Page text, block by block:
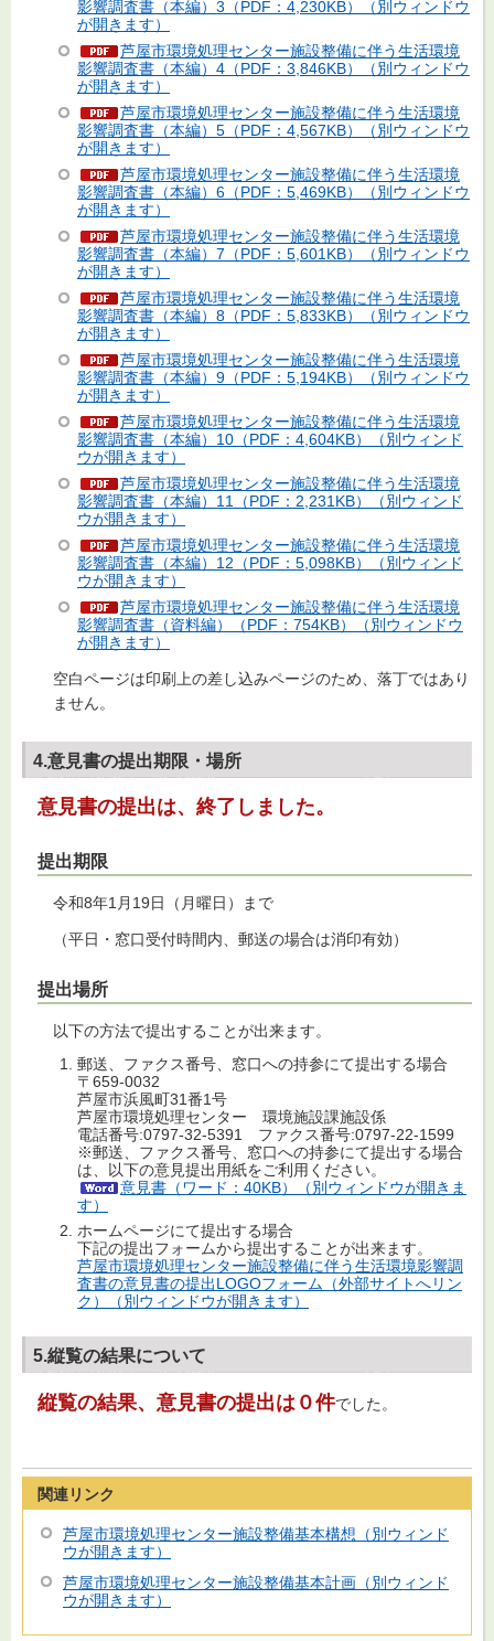
影響調査書（本編）3（PDF：4,230KB）（別ウィンドウ
が開きます）
芦屋市環境処理センター施設整備に伴う生活環境
影響調査書（本編）4（PDF：3,846KB）（別ウィンドウ
が開きます）
芦屋市環境処理センター施設整備に伴う生活環境
影響調査書（本編）5（PDF：4,567KB）（別ウィンドウ
が開きます）
芦屋市環境処理センター施設整備に伴う生活環境
影響調査書（本編）6（PDF：5,469KB）（別ウィンドウ
が開きます）
芦屋市環境処理センター施設整備に伴う生活環境
影響調査書（本編）7（PDF：5,601KB）（別ウィンドウ
が開きます）
芦屋市環境処理センター施設整備に伴う生活環境
影響調査書（本編）8（PDF：5,833KB）（別ウィンドウ
が開きます）
芦屋市環境処理センター施設整備に伴う生活環境
影響調査書（本編）9（PDF：5,194KB）（別ウィンドウ
が開きます）
芦屋市環境処理センター施設整備に伴う生活環境
影響調査書（本編）10（PDF：4,604KB）（別ウィンド
ウが開きます）
芦屋市環境処理センター施設整備に伴う生活環境
影響調査書（本編）11（PDF：2,231KB）（別ウィンド
ウが開きます）
芦屋市環境処理センター施設整備に伴う生活環境
影響調査書（本編）12（PDF：5,098KB）（別ウィンド
ウが開きます）
芦屋市環境処理センター施設整備に伴う生活環境
影響調査書（資料編）（PDF：754KB）（別ウィンドウ
が開きます）
空白ページは印刷上の差し込みページのため、落丁ではあり
ません。
4.意見書の提出期限・場所
意見書の提出は、終了しました。
提出期限
令和8年1月19日（月曜日）まで
（平日・窓口受付時間内、郵送の場合は消印有効）
提出場所
以下の方法で提出することが出来ます。
郵送、ファクス番号、窓口への持参にて提出する場合
〒659-0032
芦屋市浜風町31番1号
芦屋市環境処理センター 環境施設課施設係
電話番号:0797-32-5391 ファクス番号:0797-22-1599
※郵送、ファクス番号、窓口への持参にて提出する場合
は、以下の意見提出用紙をご利用ください。
意見書（ワード：40KB）（別ウィンドウが開きま
す）
ホームページにて提出する場合
下記の提出フォームから提出することが出来ます。
芦屋市環境処理センター施設整備に伴う生活環境影響調
査書の意見書の提出LOGOフォーム（外部サイトへリン
ク）（別ウィンドウが開きます）
5.縦覧の結果について
縦覧の結果、意見書の提出は０件でした。
関連リンク
芦屋市環境処理センター施設整備基本構想（別ウィンド
ウが開きます）
芦屋市環境処理センター施設整備基本計画（別ウィンド
ウが開きます）